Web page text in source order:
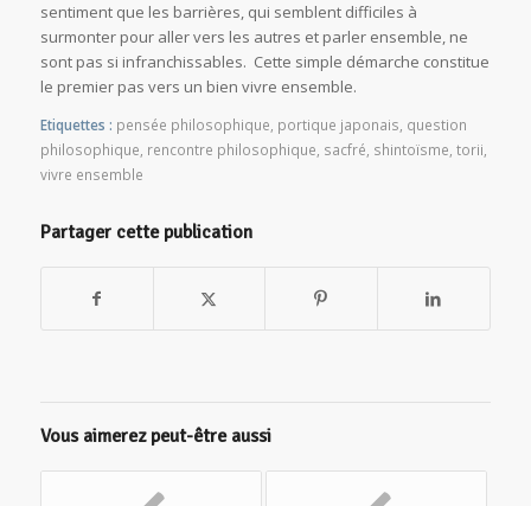
sentiment que les barrières, qui semblent difficiles à
surmonter pour aller vers les autres et parler ensemble, ne
sont pas si infranchissables. Cette simple démarche constitue
le premier pas vers un bien vivre ensemble.
Etiquettes : pensée philosophique portique japonais question
philosophique rencontre philosophique sacfré shintoïsme torii
vivre ensemble
Partager cette publication
Vous aimerez peut-être aussi